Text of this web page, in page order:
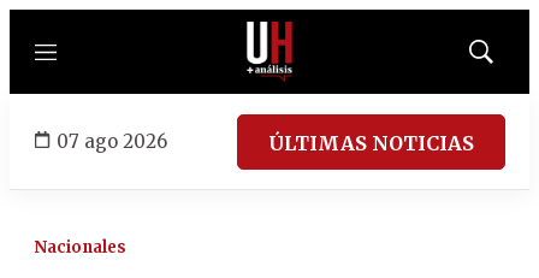
Menú
Mostrar
07 ago 2026 ÚLTIMAS NOTICIAS
Nacionales